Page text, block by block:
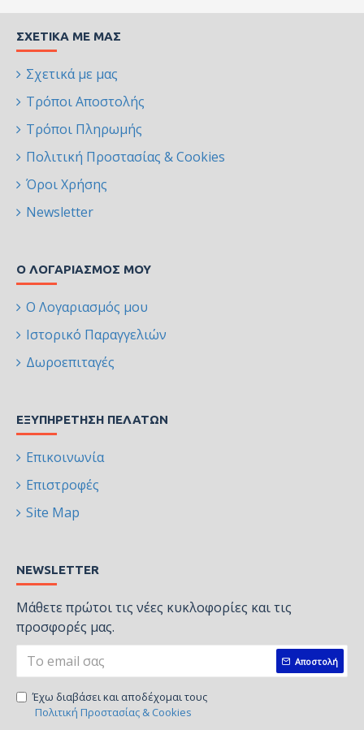
ΣΧΕΤΙΚΆ ΜΕ ΜΑΣ
Σχετικά με μας
Τρόποι Αποστολής
Τρόποι Πληρωμής
Πολιτική Προστασίας & Cookies
Όροι Χρήσης
Newsletter
Ο ΛΟΓΑΡΙΑΣΜΌΣ ΜΟΥ
Ο Λογαριασμός μου
Ιστορικό Παραγγελιών
Δωροεπιταγές
ΕΞΥΠΗΡΈΤΗΣΗ ΠΕΛΑΤΏΝ
Επικοινωνία
Επιστροφές
Site Map
NEWSLETTER
Μάθετε πρώτοι τις νέες κυκλοφορίες και τις
προσφορές μας.
Αποστολή
Έχω διαβάσει και αποδέχομαι τους
Πολιτική Προστασίας & Cookies